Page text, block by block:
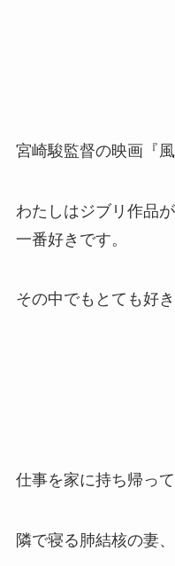
宮崎駿監督の映画『風
わたしはジブリ作品
一番好きです。
その中でもとても好き
仕事を家に持ち帰っ
隣で寝る肺結核の妻